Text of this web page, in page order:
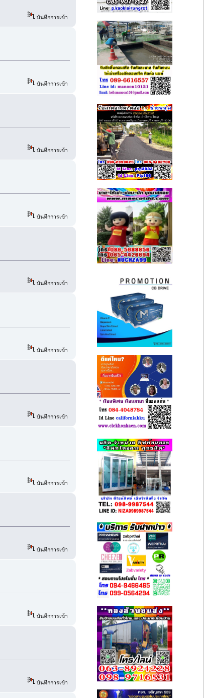
บันทึกการเข้า
บันทึกการเข้า
บันทึกการเข้า
บันทึกการเข้า
บันทึกการเข้า
บันทึกการเข้า
บันทึกการเข้า
บันทึกการเข้า
บันทึกการเข้า
บันทึกการเข้า
บันทึกการเข้า